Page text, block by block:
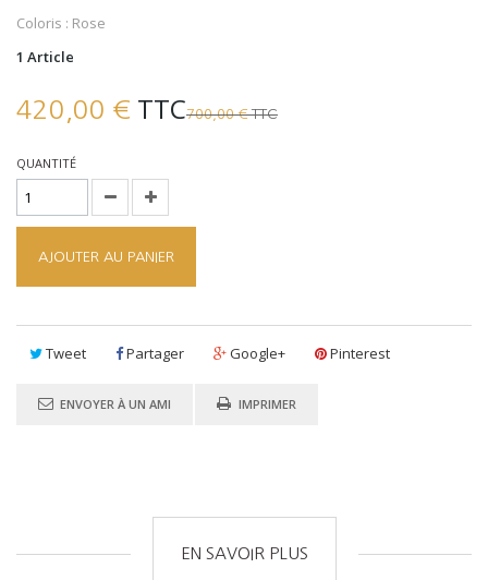
Coloris : Rose
1 Article
420,00 € TTC700,00 €TTC
QUANTITÉ
AJOUTER AU PANIER
Tweet Partager Google+ Pinterest
ENVOYER À UN AMI IMPRIMER
EN SAVOIR PLUS